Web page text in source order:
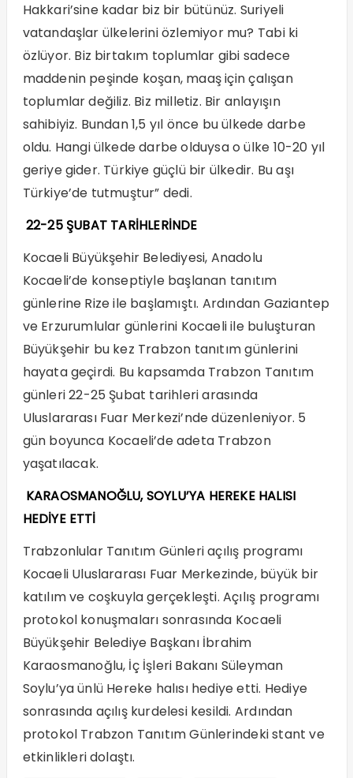
Hakkari’sine kadar biz bir bütünüz. Suriyeli
vatandaşlar ülkelerini özlemiyor mu? Tabi ki
özlüyor. Biz birtakım toplumlar gibi sadece
maddenin peşinde koşan, maaş için çalışan
toplumlar değiliz. Biz milletiz. Bir anlayışın
sahibiyiz. Bundan 1,5 yıl önce bu ülkede darbe
oldu. Hangi ülkede darbe olduysa o ülke 10-20 yıl
geriye gider. Türkiye güçlü bir ülkedir. Bu aşı
Türkiye’de tutmuştur” dedi.
22-25 ŞUBAT TARİHLERİNDE
Kocaeli Büyükşehir Belediyesi, Anadolu
Kocaeli’de konseptiyle başlanan tanıtım
günlerine Rize ile başlamıştı. Ardından Gaziantep
ve Erzurumlular günlerini Kocaeli ile buluşturan
Büyükşehir bu kez Trabzon tanıtım günlerini
hayata geçirdi. Bu kapsamda Trabzon Tanıtım
günleri 22-25 Şubat tarihleri arasında
Uluslararası Fuar Merkezi’nde düzenleniyor. 5
gün boyunca Kocaeli’de adeta Trabzon
yaşatılacak.
KARAOSMANOĞLU, SOYLU’YA HEREKE HALISI
HEDİYE ETTİ
Trabzonlular Tanıtım Günleri açılış programı
Kocaeli Uluslararası Fuar Merkezinde, büyük bir
katılım ve coşkuyla gerçekleşti. Açılış programı
protokol konuşmaları sonrasında Kocaeli
Büyükşehir Belediye Başkanı İbrahim
Karaosmanoğlu, İç İşleri Bakanı Süleyman
Soylu’ya ünlü Hereke halısı hediye etti. Hediye
sonrasında açılış kurdelesi kesildi. Ardından
protokol Trabzon Tanıtım Günlerindeki stant ve
etkinlikleri dolaştı.